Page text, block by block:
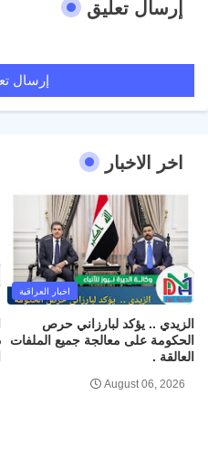
إرسال تعليق
إرسال
اخر الاخبار
اخبار العراقية
الزيدي .. يؤكد لبارزاني حرص
الحكومة على معالجة جميع الملفات
العالقة .
August 06, 2026